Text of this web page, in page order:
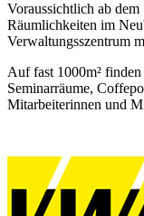
Voraussichtlich ab
Räumlichkeiten im
Verwaltungsszentrum
Auf fast 1000m²
Seminarräume,
Mitarbeiterinnen und